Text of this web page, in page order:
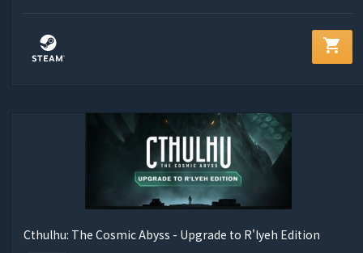
shopping_cart
Cthulhu: The Cosmic Abyss - Upgrade to R'lyeh Edition